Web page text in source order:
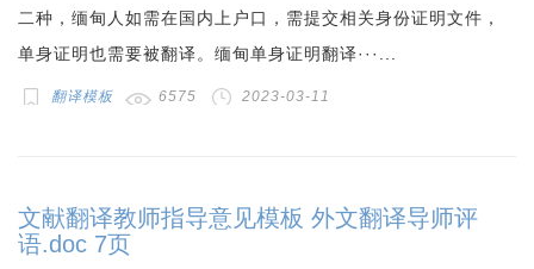
二种，缅甸人如需在国内上户口，需提交相关身份证明文件，
单身证明也需要被翻译。缅甸单身证明翻译···...
翻译模板 6575 2023-03-11
文献翻译教师指导意见模板 外文翻译导师评
语.doc 7页